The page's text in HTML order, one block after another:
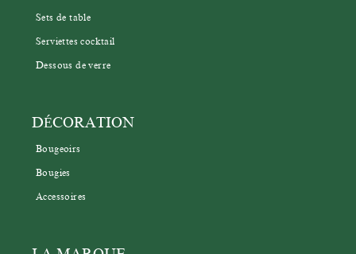
Sets de table
Serviettes cocktail
Dessous de verre
DÉCORATION
Bougeoirs
Bougies
Accessoires